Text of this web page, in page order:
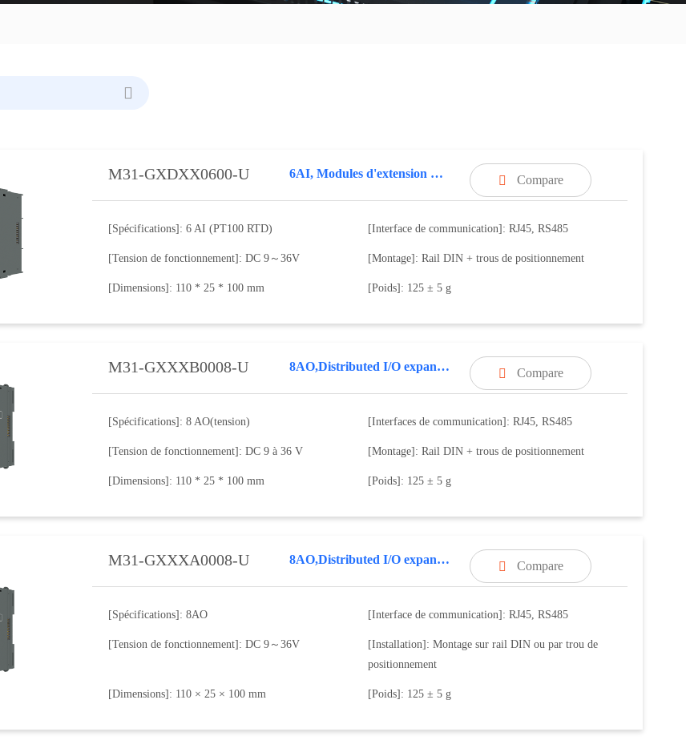
 Compare
M31-GXDXX0600-U 6AI, Modules d'extension d'E/S distribuées
[Spécifications]: 6 AI (PT100 RTD) [Interface de communication]: RJ45, RS485
[Tension de fonctionnement]: DC 9～36V [Montage]: Rail DIN + trous de positionnement
[Dimensions]: 110 * 25 * 100 mm [Poids]: 125 ± 5 g
 Compare
M31-GXXXB0008-U 8AO,Distributed I/O expansion modules
[Spécifications]: 8 AO(tension) [Interfaces de communication]: RJ45, RS485
[Tension de fonctionnement]: DC 9 à 36 V [Montage]: Rail DIN + trous de positionnement
[Dimensions]: 110 * 25 * 100 mm [Poids]: 125 ± 5 g
 Compare
M31-GXXXA0008-U 8AO,Distributed I/O expansion modules
[Spécifications]: 8AO [Interface de communication]: RJ45, RS485
[Tension de fonctionnement]: DC 9～36V
[Installation]: Montage sur rail DIN ou par trou de
positionnement
[Dimensions]: 110 × 25 × 100 mm [Poids]: 125 ± 5 g